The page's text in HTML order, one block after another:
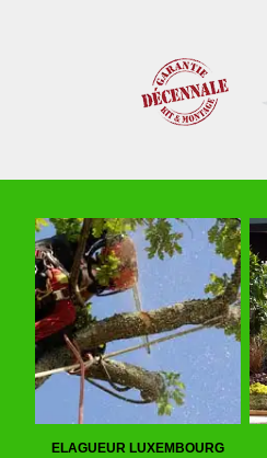
ELAGUEUR LUXEMBOURG